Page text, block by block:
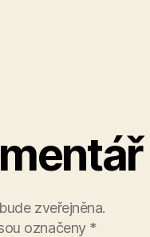
zveřejněna.
označeny *